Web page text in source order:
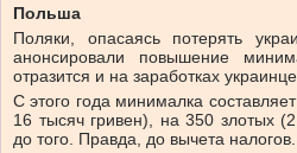
Польша
Поляки, опасаясь потерять
анонсировали повышение
отразится и на заработках
С этого года минималка
16 тысяч гривен), на 350 злотых
до того. Правда, до вычета налогов.